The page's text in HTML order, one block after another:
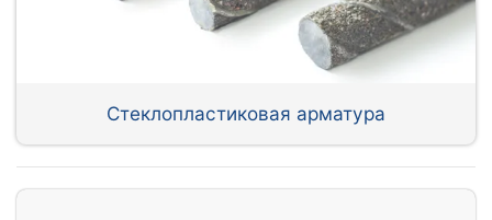
Стеклопластиковая арматура